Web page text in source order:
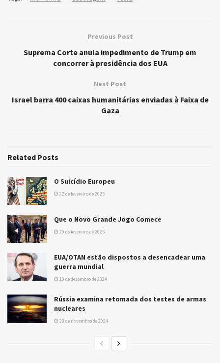
Previous Post
Suprema Corte anula impedimento de Trump em
concorrer à presidência dos EUA
Next Post
Israel barra 400 caixas humanitárias enviadas à Faixa de
Gaza
Related Posts
O Suicídio Europeu
22 de fevereiro de 2025
Que o Novo Grande Jogo Comece
20 de fevereiro de 2025
EUA/OTAN estão dispostos a desencadear uma
guerra mundial
10 de dezembro de 2024
Rússia examina retomada dos testes de armas
nucleares
30 de novembro de 2024